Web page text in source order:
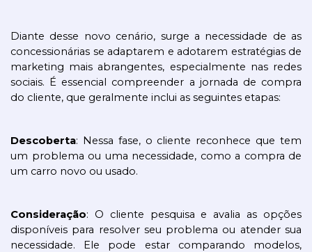
Diante desse novo cenário, surge a necessidade de as
concessionárias se adaptarem e adotarem estratégias de
marketing mais abrangentes, especialmente nas redes
sociais. É essencial compreender a jornada de compra
do cliente, que geralmente inclui as seguintes etapas:
Descoberta: Nessa fase, o cliente reconhece que tem
um problema ou uma necessidade, como a compra de
um carro novo ou usado.
Consideração: O cliente pesquisa e avalia as opções
disponíveis para resolver seu problema ou atender sua
necessidade. Ele pode estar comparando modelos,